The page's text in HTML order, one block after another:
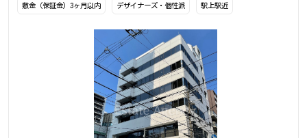
敷金（保証金）3ヶ月以内 デザイナーズ・個性派 駅上駅近